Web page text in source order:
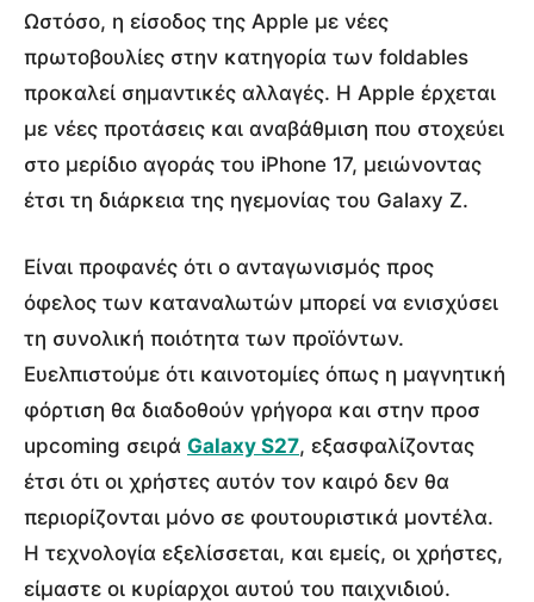
Ωστόσο, η είσοδος της Apple με νέες
πρωτοβουλίες στην κατηγορία των foldables
προκαλεί σημαντικές αλλαγές. Η Apple έρχεται
με νέες προτάσεις και αναβάθμιση που στοχεύει
στο μερίδιο αγοράς του iPhone 17, μειώνοντας
έτσι τη διάρκεια της ηγεμονίας του Galaxy Z.
Είναι προφανές ότι ο ανταγωνισμός προς
όφελος των καταναλωτών μπορεί να ενισχύσει
τη συνολική ποιότητα των προϊόντων.
Ευελπιστούμε ότι καινοτομίες όπως η μαγνητική
φόρτιση θα διαδοθούν γρήγορα και στην προσ
upcoming σειρά Galaxy S27, εξασφαλίζοντας
έτσι ότι οι χρήστες αυτόν τον καιρό δεν θα
περιορίζονται μόνο σε φουτουριστικά μοντέλα.
Η τεχνολογία εξελίσσεται, και εμείς, οι χρήστες,
είμαστε οι κυρίαρχοι αυτού του παιχνιδιού.